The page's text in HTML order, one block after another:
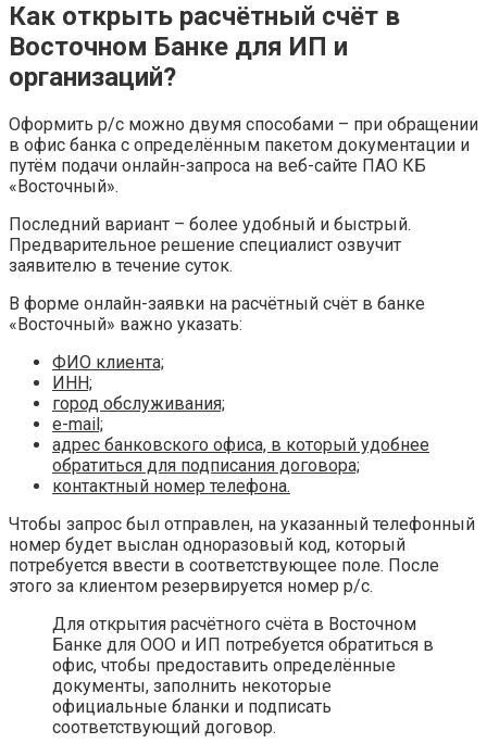
Как открыть расчётный счёт в
Восточном Банке для ИП и
организаций?
Оформить р/с можно двумя способами – при обращении
в офис банка с определённым пакетом документации и
путём подачи онлайн-запроса на веб-сайте ПАО КБ
«Восточный».
Последний вариант – более удобный и быстрый.
Предварительное решение специалист озвучит
заявителю в течение суток.
В форме онлайн-заявки на расчётный счёт в банке
«Восточный» важно указать:
ФИО клиента;
ИНН;
город обслуживания;
e-mail;
адрес банковского офиса, в который удобнее
обратиться для подписания договора;
контактный номер телефона.
Чтобы запрос был отправлен, на указанный телефонный
номер будет выслан одноразовый код, который
потребуется ввести в соответствующее поле. После
этого за клиентом резервируется номер р/с.
Для открытия расчётного счёта в Восточном
Банке для ООО и ИП потребуется обратиться в
офис, чтобы предоставить определённые
документы, заполнить некоторые
официальные бланки и подписать
соответствующий договор.